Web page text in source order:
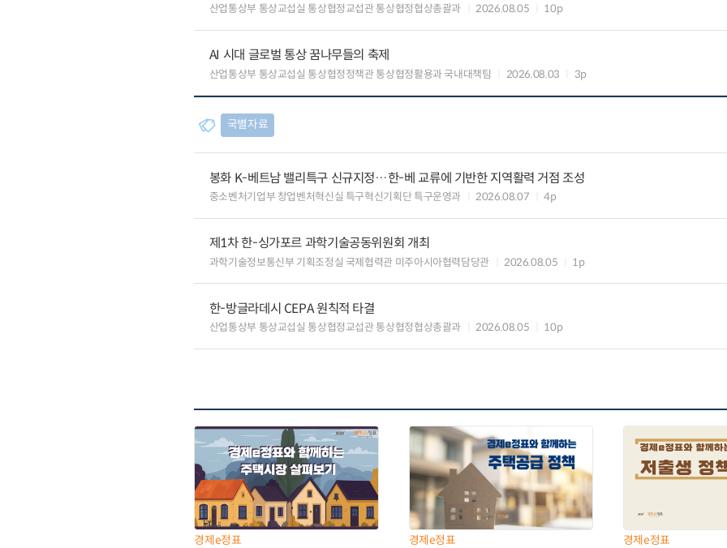
산업통상부 통상교섭실 통상협정교섭관 통상협정협상총괄과 2026.08.05 10p
AI 시대 글로벌 통상 꿈나무들의 축제
산업통상부 통상교섭실 통상협정정책관 통상협정활용과 국내대책팀 2026.08.03 3p
국별자료
봉화 K-베트남 밸리특구 신규지정…한-베 교류에 기반한 지역활력 거점 조성
중소벤처기업부 창업벤처혁신실 특구혁신기획단 특구운영과 2026.08.07 4p
제1차 한-싱가포르 과학기술공동위원회 개최
과학기술정보통신부 기획조정실 국제협력관 미주아시아협력담당관 2026.08.05 1p
한-방글라데시 CEPA 원칙적 타결
산업통상부 통상교섭실 통상협정교섭관 통상협정협상총괄과 2026.08.05 10p
경제e정표 경제e정표 경제e정표